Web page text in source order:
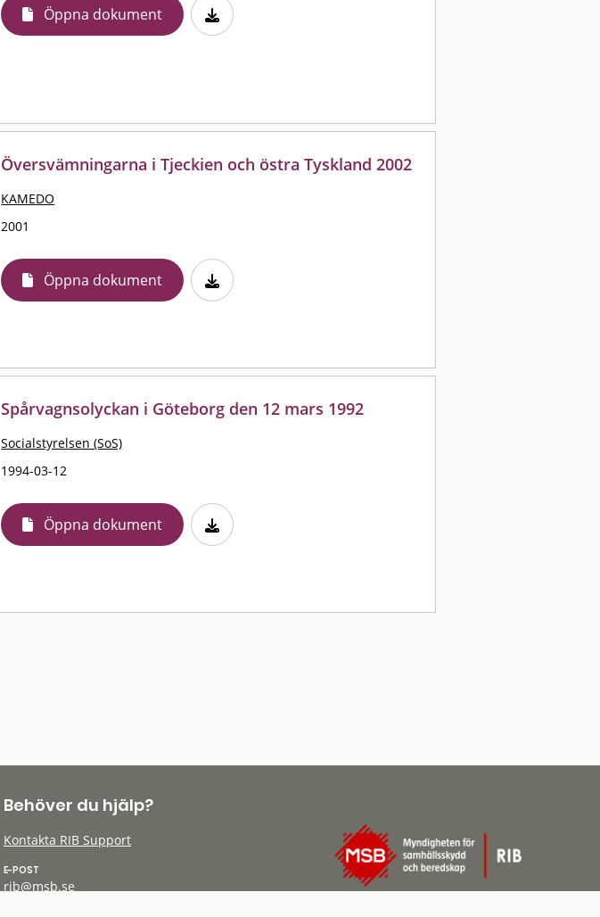
Öppna dokument
Översvämningarna i Tjeckien och östra Tyskland 2002
KAMEDO
2001
Öppna dokument
Spårvagnsolyckan i Göteborg den 12 mars 1992
Socialstyrelsen (SoS)
1994-03-12
Öppna dokument
Behöver du hjälp?
Kontakta RIB Support
E-POST
rib@msb.se